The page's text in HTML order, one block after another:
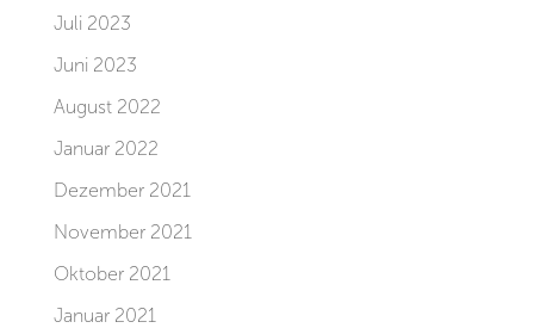
Juli 2023
Juni 2023
August 2022
Januar 2022
Dezember 2021
November 2021
Oktober 2021
Januar 2021